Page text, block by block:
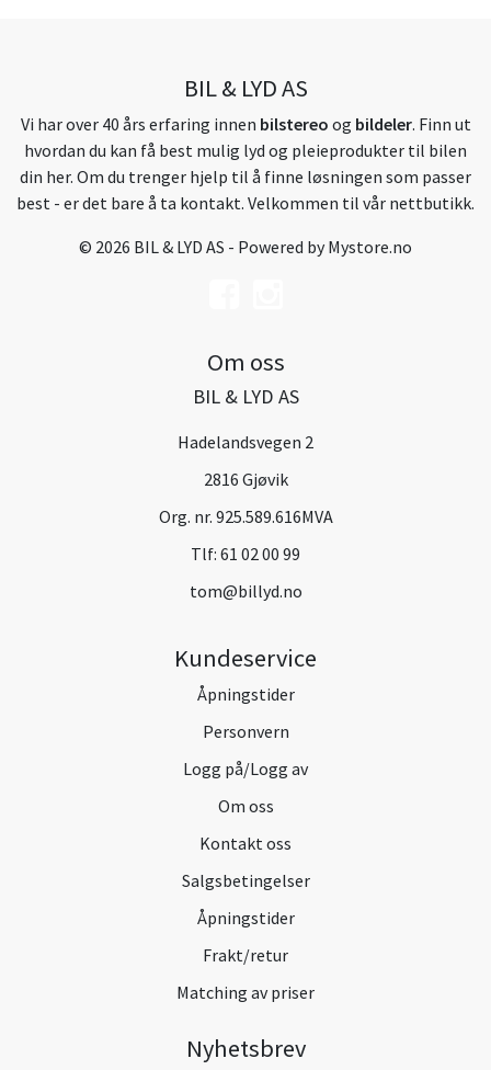
BIL & LYD AS
Vi har over 40 års erfaring innen bilstereo og bildeler. Finn ut
hvordan du kan få best mulig lyd og pleieprodukter til bilen
din her. Om du trenger hjelp til å finne løsningen som passer
best - er det bare å ta kontakt. Velkommen til vår nettbutikk.
© 2026 BIL & LYD AS - Powered byMystore.no
Om oss
BIL & LYD AS
Hadelandsvegen 2
2816 Gjøvik
Org. nr. 925.589.616MVA
Tlf: 61 02 00 99
tom@billyd.no
Kundeservice
Åpningstider
Personvern
Logg på/Logg av
Om oss
Kontakt oss
Salgsbetingelser
Åpningstider
Frakt/retur
Matching av priser
Nyhetsbrev